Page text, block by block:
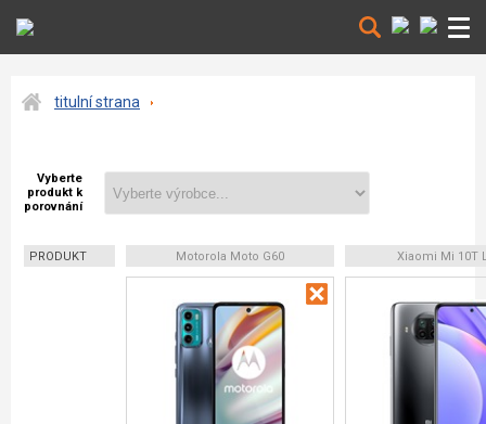
titulní strana
Vyberte
produkt k
porovnání
PRODUKT Motorola Moto G60 Xiaomi Mi 10T